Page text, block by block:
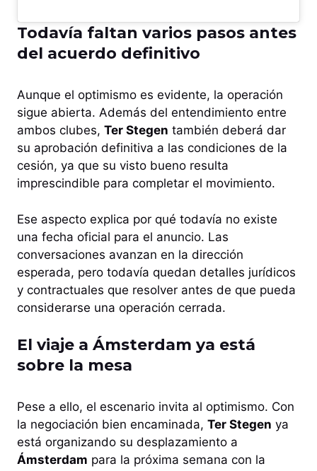
Todavía faltan varios pasos antes
del acuerdo definitivo
Aunque el optimismo es evidente, la operación
sigue abierta. Además del entendimiento entre
ambos clubes, Ter Stegen también deberá dar
su aprobación definitiva a las condiciones de la
cesión, ya que su visto bueno resulta
imprescindible para completar el movimiento.
Ese aspecto explica por qué todavía no existe
una fecha oficial para el anuncio. Las
conversaciones avanzan en la dirección
esperada, pero todavía quedan detalles jurídicos
y contractuales que resolver antes de que pueda
considerarse una operación cerrada.
El viaje a Ámsterdam ya está
sobre la mesa
Pese a ello, el escenario invita al optimismo. Con
la negociación bien encaminada, Ter Stegen ya
está organizando su desplazamiento a
Ámsterdam para la próxima semana con la